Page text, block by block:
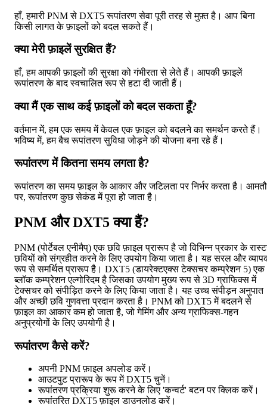
हाँ, हमारी PNM से DXT5 रूपांतरण सेवा पूरी तरह से मुफ़्त है। आप बिना
किसी लागत के फ़ाइलों को बदल सकते हैं।
क्या मेरी फ़ाइलें सुरक्षित हैं?
हाँ, हम आपकी फ़ाइलों की सुरक्षा को गंभीरता से लेते हैं। आपकी फ़ाइलें
रूपांतरण के बाद स्वचालित रूप से हटा दी जाती हैं।
क्या मैं एक साथ कई फ़ाइलों को बदल सकता हूँ?
वर्तमान में, हम एक समय में केवल एक फ़ाइल को बदलने का समर्थन करते हैं।
भविष्य में, हम बैच रूपांतरण सुविधा जोड़ने की योजना बना रहे हैं।
रूपांतरण में कितना समय लगता है?
रूपांतरण का समय फ़ाइल के आकार और जटिलता पर निर्भर करता है।
पर, रूपांतरण कुछ सेकंड में पूरा हो जाता है।
PNM और DXT5 क्या हैं?
PNM (पोर्टेबल एनीमैप्) एक छवि फ़ाइल प्रारूप है जो विभिन्न प्रकार के
छवियों को संग्रहीत करने के लिए उपयोग किया जाता है। यह सरल और
रूप से समर्थित प्रारूप है। DXT5 (डायरेक्टएक्स टेक्सचर कम्प्रेशन 5) एक
ब्लॉक कम्प्रेशन एल्गोरिदम है जिसका उपयोग मुख्य रूप से 3D ग्राफिक्स में
टेक्सचर को संपीड़ित करने के लिए किया जाता है। यह उच्च संपीड़न अनुपात
और अच्छी छवि गुणवत्ता प्रदान करता है। PNM को DXT5 में बदलने से
फ़ाइल का आकार कम हो जाता है, जो गेमिंग और अन्य ग्राफिक्स-गहन
अनुप्रयोगों के लिए उपयोगी है।
रूपांतरण कैसे करें?
अपनी PNM फ़ाइल अपलोड करें।
आउटपुट प्रारूप के रूप में DXT5 चुनें।
रूपांतरण प्रक्रिया शुरू करने के लिए 'कन्वर्ट' बटन पर क्लिक करें।
रूपांतरित DXT5 फ़ाइल डाउनलोड करें।